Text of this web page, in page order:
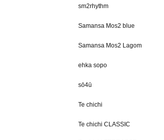
sm2rhythm
Samansa Mos2 blue
Samansa Mos2 Lagom
ehka sopo
sō4ū
Te chichi
Te chichi CLASSIC